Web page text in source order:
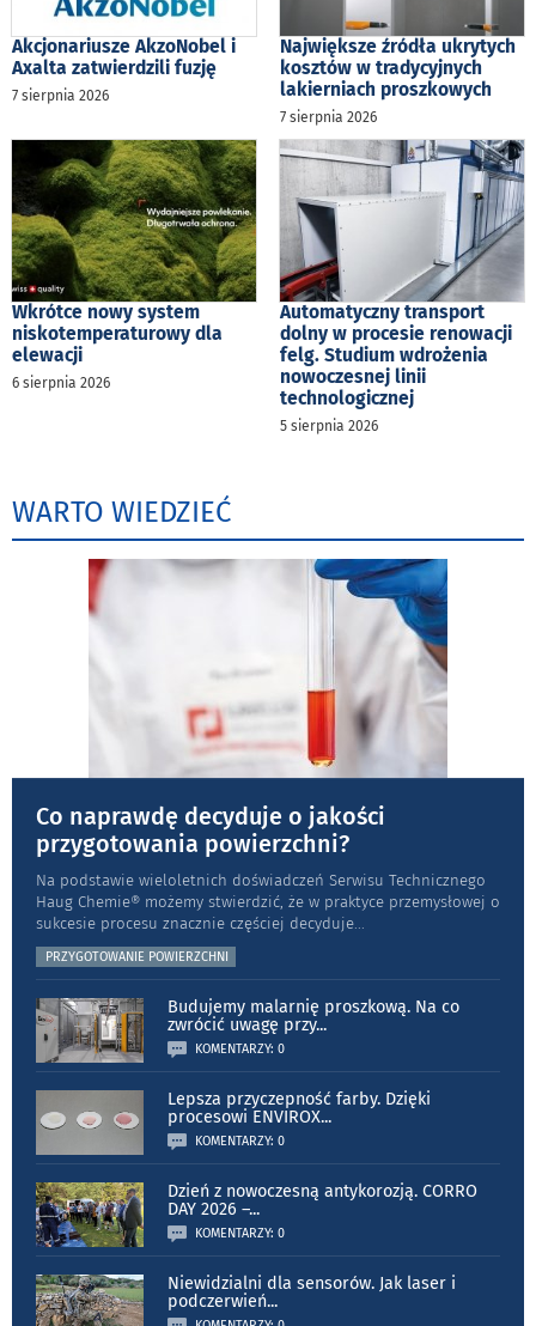
Akcjonariusze AkzoNobel i
Axalta zatwierdzili fuzję
7 sierpnia 2026
Największe źródła ukrytych
kosztów w tradycyjnych
lakierniach proszkowych
7 sierpnia 2026
Wkrótce nowy system
niskotemperaturowy dla
elewacji
6 sierpnia 2026
Automatyczny transport
dolny w procesie renowacji
felg. Studium wdrożenia
nowoczesnej linii
technologicznej
5 sierpnia 2026
WARTO WIEDZIEĆ
Co naprawdę decyduje o jakości
przygotowania powierzchni?
Na podstawie wieloletnich doświadczeń Serwisu Technicznego
Haug Chemie® możemy stwierdzić, że w praktyce przemysłowej o
sukcesie procesu znacznie częściej decyduje
PRZYGOTOWANIE POWIERZCHNI
Budujemy malarnię proszkową. Na co
zwrócić uwagę przy...
KOMENTARZY: 0
Lepsza przyczepność farby. Dzięki
procesowi ENVIROX...
KOMENTARZY: 0
Dzień z nowoczesną antykorozją. CORRO
DAY 2026 –...
KOMENTARZY: 0
Niewidzialni dla sensorów. Jak laser i
podczerwień...